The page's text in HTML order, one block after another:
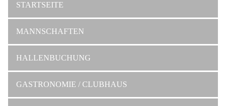
STARTSEITE
MANNSCHAFTEN
HALLENBUCHUNG
GASTRONOMIE / CLUBHAUS